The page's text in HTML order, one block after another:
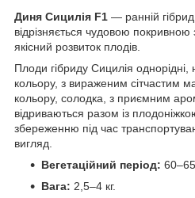
Диня Сицилія F1 — ранній
відрізняється чудовою
якісний розвиток плодів.
Плоди гібриду Сицилія однорідні,
кольору, з вираженим сітчастим
кольору, солодка, з приємним
відриваються разом із
збереженню під час
вигляд.
Вегетаційний період: 60–65
Вага: 2,5–4 кг.